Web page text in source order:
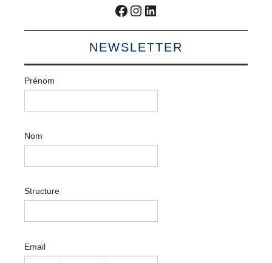
Facebook
Instagram
LinkedIn
NEWSLETTER
Prénom
Nom
Structure
Email